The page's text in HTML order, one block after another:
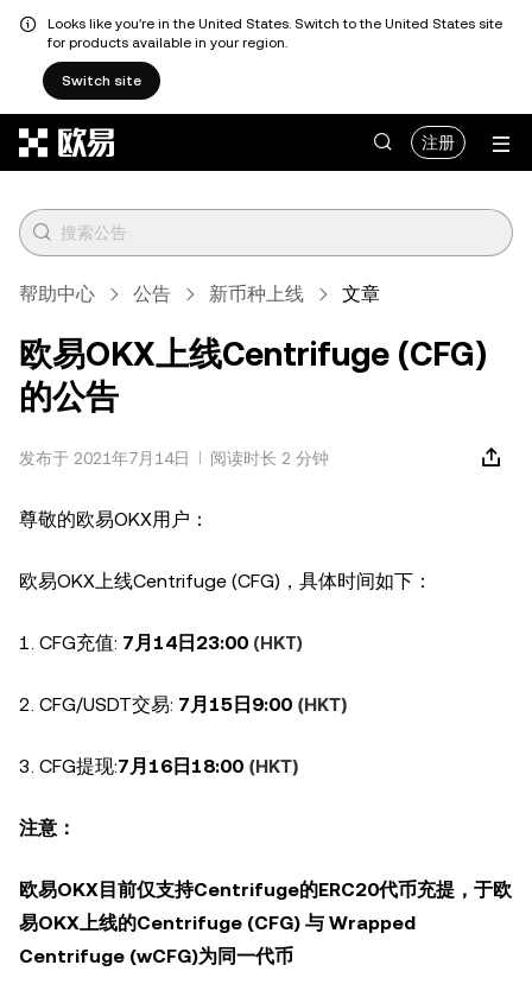
Looks like you're in the United States. Switch to the United States site
for products available in your region.
Switch site
注册
帮助中心 公告 新币种上线 文章
欧易OKX上线Centrifuge (CFG)
的公告
发布于 2021年7月14日 阅读时长 2 分钟
尊敬的欧易OKX用户：
欧易OKX上线Centrifuge (CFG)，具体时间如下：
1. CFG充值: 7月14日23:00 (HKT)
2. CFG/USDT交易: 7月15日9:00 (HKT)
3. CFG提现:7月16日18:00 (HKT)
注意：
欧易OKX目前仅支持Centrifuge的ERC20代币充提， 于欧
易OKX上线的Centrifuge (CFG) 与 Wrapped
Centrifuge (wCFG)为同一代币